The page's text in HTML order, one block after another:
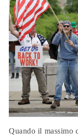
Quando il massimo